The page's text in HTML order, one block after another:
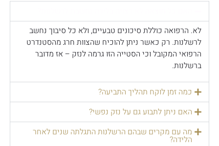
לא. הרפואה כוללת סיכונים טבעיים, ולא כל סיבוך נחשב
לרשלנות. רק כאשר ניתן להוכיח שהצוות חרג מהסטנדרט
הרפואי המקובל וכי הסטייה הזו גרמה לנזק – אז מדובר
ברשלנות.
כמה זמן לוקח תהליך התביעה?
האם ניתן לתבוע גם על נזק נפשי?
מה עם מקרים שבהם הרשלנות התגלתה שנים לאחר
הלידה?